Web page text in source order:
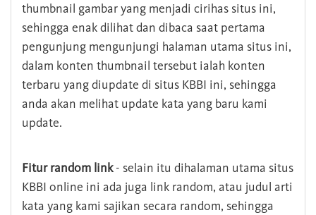
thumbnail gambar yang menjadi cirihas situs ini,
sehingga enak dilihat dan dibaca saat pertama
pengunjung mengunjungi halaman utama situs ini,
dalam konten thumbnail tersebut ialah konten
terbaru yang diupdate di situs KBBI ini, sehingga
anda akan melihat update kata yang baru kami
update.
Fitur random link- selain itu dihalaman utama situs
KBBI online ini ada juga link random, atau judul arti
kata yang kami sajikan secara random, sehingga